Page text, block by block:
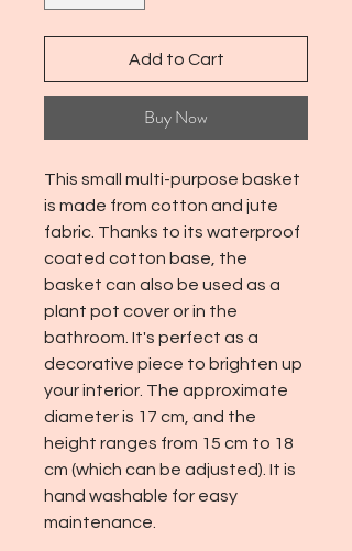
Add to Cart
Buy Now
This small multi-purpose basket
is made from cotton and jute
fabric. Thanks to its waterproof
coated cotton base, the
basket can also be used as a
plant pot cover or in the
bathroom. It's perfect as a
decorative piece to brighten up
your interior. The approximate
diameter is 17 cm, and the
height ranges from 15 cm to 18
cm (which can be adjusted). It is
hand washable for easy
maintenance.